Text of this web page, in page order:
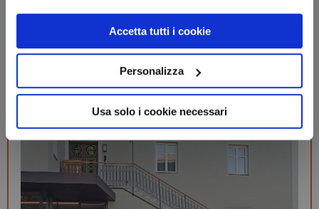
Accetta tutti i cookie
Personalizza
Usa solo i cookie necessari
Trentino-Alto AdigeEgna (BZ)
Hotel Das Alte Rathaus
pernottamento e colazione